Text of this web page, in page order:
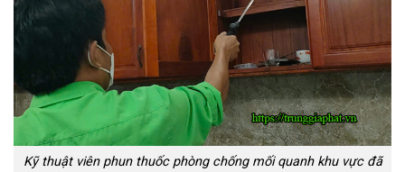
Kỹ thuật viên phun thuốc phòng chống mối quanh khu vực đã